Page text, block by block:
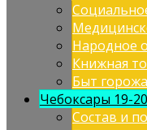
Народное
Книжная
Быт
Чебоксары 19-
Состав и